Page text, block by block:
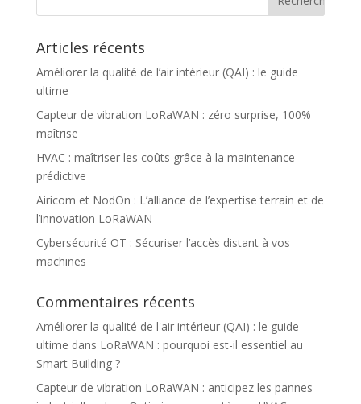
Articles récents
Améliorer la qualité de l’air intérieur (QAI) : le guide
ultime
Capteur de vibration LoRaWAN : zéro surprise, 100%
maîtrise
HVAC : maîtriser les coûts grâce à la maintenance
prédictive
Airicom et NodOn : L’alliance de l’expertise terrain et de
l’innovation LoRaWAN
Cybersécurité OT : Sécuriser l’accès distant à vos
machines
Commentaires récents
Améliorer la qualité de l'air intérieur (QAI) : le guide
ultime dans LoRaWAN : pourquoi est-il essentiel au
Smart Building ?
Capteur de vibration LoRaWAN : anticipez les pannes